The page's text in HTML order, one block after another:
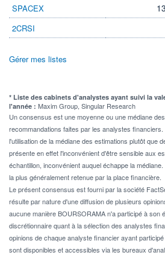
SPACEX
2CRSI
Gérer mes listes
* Liste des cabinets d'analystes ayant suivi la
l'année : Maxim Group, Singular Research
Un consensus est une moyenne ou une médiane
recommandations faites par les analystes
l'utilisation de la médiane des estimations plutôt que
présente en effet l'inconvénient d'être sensible aux
échantillon, inconvénient auquel échappe la
la plus généralement retenue par la place financière.
Le présent consensus est fourni par la société
résulte par nature d'une diffusion de plusieurs
aucune manière BOURSORAMA n'a participé à son
discrétionnaire quant à la sélection des analystes
opinions de chaque analyste financier ayant
sont disponibles et accessibles via les bureaux